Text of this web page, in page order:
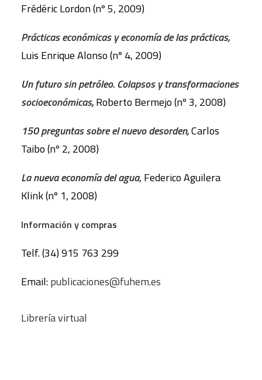
Frédéric Lordon (nº 5, 2009)
Prácticas económicas y economía de las prácticas,
Luis Enrique Alonso (nº 4, 2009)
Un futuro sin petróleo. Colapsos y transformaciones
socioeconómicas,Roberto Bermejo (nº 3, 2008)
150 preguntas sobre el nuevo desorden,Carlos
Taibo (nº 2, 2008)
La nueva economía del agua, Federico Aguilera
Klink (nº 1, 2008)
Información y compras
Telf. (34) 915 763 299
Email:publicaciones@fuhem.es
Librería virtual